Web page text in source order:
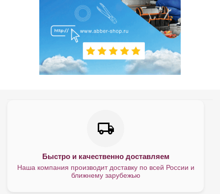
Быстро и качественно доставляем
Наша компания производит доставку по всей России и
ближнему зарубежью